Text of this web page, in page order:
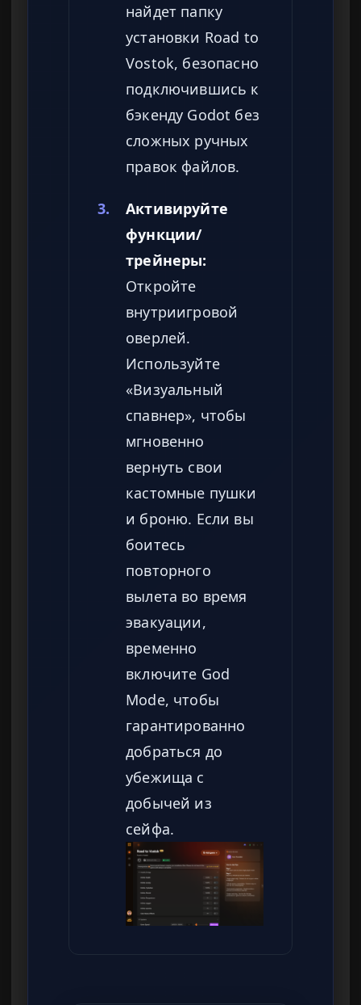
найдет папку
установки Road to
Vostok, безопасно
подключившись к
бэкенду Godot без
сложных ручных
правок файлов.
3.
Активируйте
функции/
трейнеры:
Откройте
внутриигровой
оверлей.
Используйте
«Визуальный
спавнер», чтобы
мгновенно
вернуть свои
кастомные пушки
и броню. Если вы
боитесь
повторного
вылета во время
эвакуации,
временно
включите God
Mode, чтобы
гарантированно
добраться до
убежища с
добычей из
сейфа.